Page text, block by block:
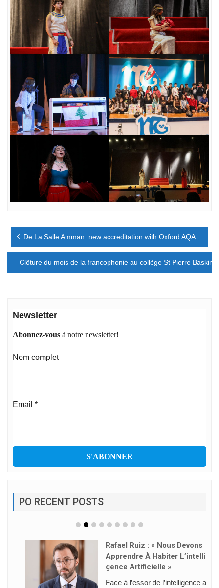
Navigation
l’article
De La Salle Amman: new accreditation with Oxford AQA
Clôture du mois de la francophonie au collège St Pierre Baskinta
Newsletter
Abonnez-vous à notre newsletter!
Nom complet
Email *
PO RECENT POSTS
Rafael Ruiz : « Nous Devons
Apprendre À Habiter L’intelli
Gence Artificielle »
Face à l’essor de l’intelligence a